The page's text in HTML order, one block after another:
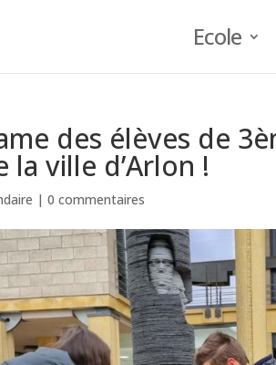
Ecole
des élèves de
la ville d’Arlon !
|0 commentaires